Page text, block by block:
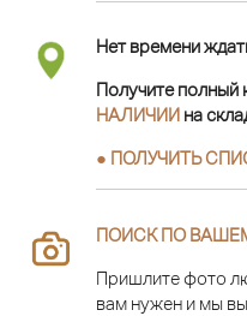
Нет времени
Получите полный
НАЛИЧИИ на
● ПОЛУЧИТЬ
ПОИСК ПО
Пришлите фото
вам нужен и мы